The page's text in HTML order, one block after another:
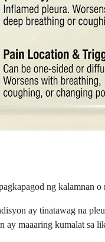
ng kalamnan o
ay tinatawag na
maaaring kumalat sa